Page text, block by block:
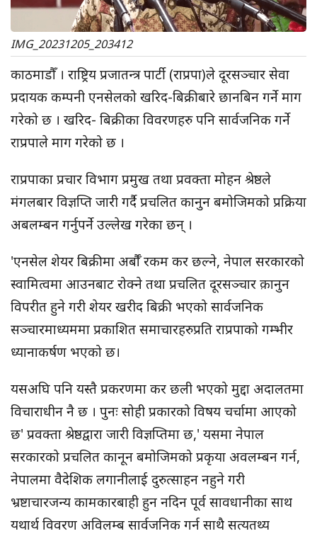
IMG_20231205_203412
काठमाडौँ । राष्ट्रिय प्रजातन्त्र पार्टी (राप्रपा)ले दूरसञ्चार सेवा
प्रदायक कम्पनी एनसेलको खरिद-बिक्रीबारे छानबिन गर्ने माग
गरेको छ । खरिद- बिक्रीका विवरणहरु पनि सार्वजनिक गर्ने
राप्रपाले माग गरेको छ ।
राप्रपाका प्रचार विभाग प्रमुख तथा प्रवक्ता मोहन श्रेष्ठले
मंगलबार विज्ञप्ति जारी गर्दै प्रचलित कानुन बमोजिमको प्रक्रिया
अबलम्बन गर्नुपर्ने उल्लेख गरेका छन् ।
'एनसेल शेयर बिक्रीमा अर्बौँ रकम कर छल्ने, नेपाल सरकारको
स्वामित्वमा आउनबाट रोक्ने तथा प्रचलित दूरसञ्चार क़ानुन
विपरीत हुने गरी शेयर खरीद बिक्री भएको सार्वजनिक
सञ्चारमाध्यममा प्रकाशित समाचारहरुप्रति राप्रपाको गम्भीर
ध्यानाकर्षण भएको छ।
यसअघि पनि यस्तै प्रकरणमा कर छली भएको मुद्दा अदालतमा
विचाराधीन नै छ । पुनः सोही प्रकारको विषय चर्चामा आएको
छ' प्रवक्ता श्रेष्ठद्वारा जारी विज्ञप्तिमा छ,' यसमा नेपाल
सरकारको प्रचलित कानून बमोजिमको प्रकृया अवलम्बन गर्न,
नेपालमा वैदेशिक लगानीलाई दुरुत्साहन नहुने गरी
भ्रष्टाचारजन्य कामकारबाही हुन नदिन पूर्व सावधानीका साथ
यथार्थ विवरण अविलम्ब सार्वजनिक गर्न साथै सत्यतथ्य